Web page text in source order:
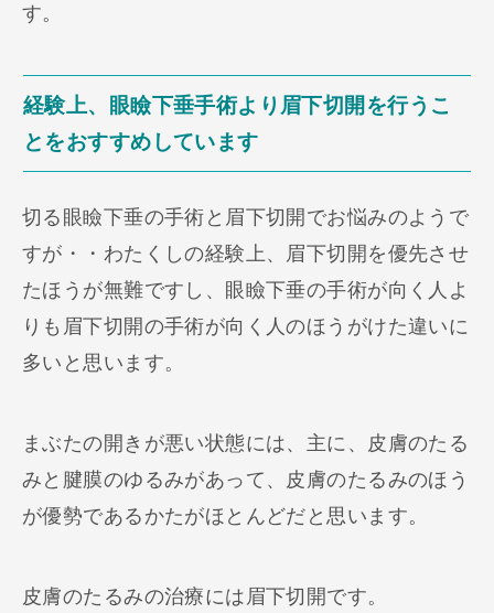
す。
経験上、眼瞼下垂手術より眉下切開を行うこ
とをおすすめしています
切る眼瞼下垂の手術と眉下切開でお悩みのようで
すが・・わたくしの経験上、眉下切開を優先させ
たほうが無難ですし、眼瞼下垂の手術が向く人よ
りも眉下切開の手術が向く人のほうがけた違いに
多いと思います。
まぶたの開きが悪い状態には、主に、皮膚のたる
みと腱膜のゆるみがあって、皮膚のたるみのほう
が優勢であるかたがほとんどだと思います。
皮膚のたるみの治療には眉下切開です。